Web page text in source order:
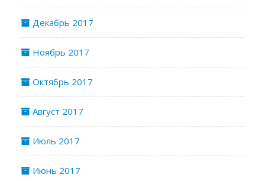
Декабрь 2017
Ноябрь 2017
Октябрь 2017
Август 2017
Июль 2017
Июнь 2017